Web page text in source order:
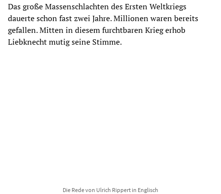
Das große Massenschlachten des Ersten Weltkriegs
dauerte schon fast zwei Jahre. Millionen waren bereits
gefallen. Mitten in diesem furchtbaren Krieg erhob
Liebknecht mutig seine Stimme.
Die Rede von Ulrich Rippert in Englisch